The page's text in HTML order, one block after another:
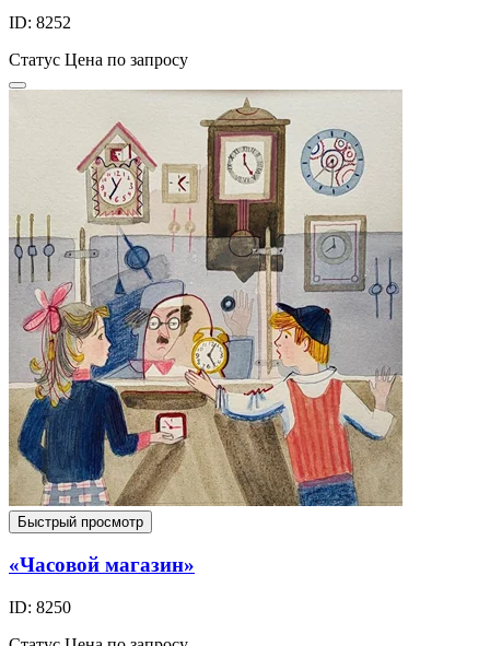
ID: 8252
Статус Цена по запросу
Быстрый просмотр
«Часовой магазин»
ID: 8250